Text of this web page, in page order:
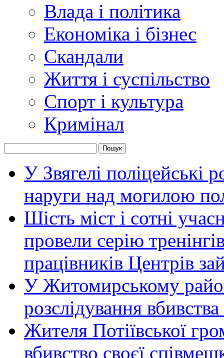
Влада і політика
Економіка і бізнес
Скандали
Життя і суспільство
Спорт і культура
Кримінал
У Звягелі поліцейські
наруги над могилою
Шість міст і сотні
провели серію
працівників Центрів
У Житомирському
розслідування
Жителя Потіївської
вбивство своєї